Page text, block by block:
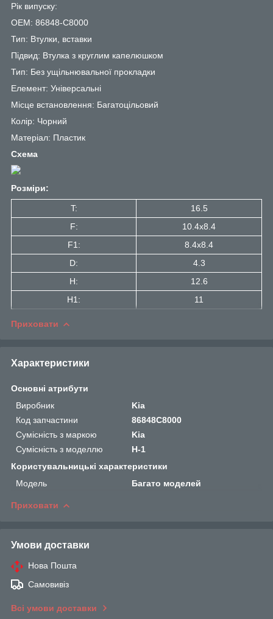
Рік випуску:
OEM: 86848-C8000
Тип: Втулки, вставки
Підвид: Втулка з круглим капелюшком
Тип: Без ущільнювальної прокладки
Елемент: Універсальні
Місце встановлення: Багатоцільовий
Колір: Чорний
Матеріал: Пластик
Схема
Розміри:
T:
16.5
F:
10.4x8.4
F1:
8.4x8.4
D:
4.3
H:
12.6
H1:
11
Приховати
Характеристики
Основні атрибути
Виробник
Kia
Код запчастини
86848C8000
Сумісність з маркою
Kia
Сумісність з моделлю
H-1
Користувальницькі характеристики
Мoдель
Багато моделей
Приховати
Умови доставки
Нова Пошта
Самовивіз
Всі умови доставки